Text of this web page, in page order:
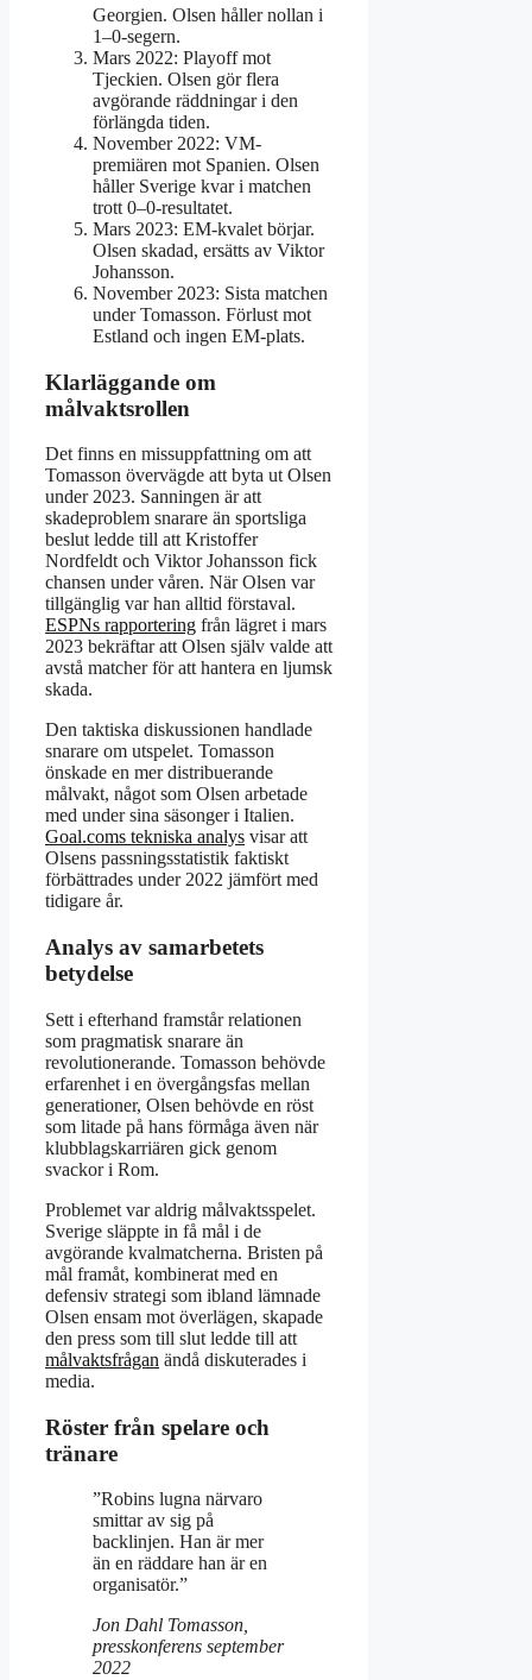
Georgien. Olsen håller nollan i
1–0-segern.
Mars 2022: Playoff mot
Tjeckien. Olsen gör flera
avgörande räddningar i den
förlängda tiden.
November 2022: VM-
premiären mot Spanien. Olsen
håller Sverige kvar i matchen
trott 0–0-resultatet.
Mars 2023: EM-kvalet börjar.
Olsen skadad, ersätts av Viktor
Johansson.
November 2023: Sista matchen
under Tomasson. Förlust mot
Estland och ingen EM-plats.
Klarläggande om
målvaktsrollen
Det finns en missuppfattning om att
Tomasson övervägde att byta ut Olsen
under 2023. Sanningen är att
skadeproblem snarare än sportsliga
beslut ledde till att Kristoffer
Nordfeldt och Viktor Johansson fick
chansen under våren. När Olsen var
tillgänglig var han alltid förstaval.
ESPNs rapportering från lägret i mars
2023 bekräftar att Olsen själv valde att
avstå matcher för att hantera en ljumsk
skada.
Den taktiska diskussionen handlade
snarare om utspelet. Tomasson
önskade en mer distribuerande
målvakt, något som Olsen arbetade
med under sina säsonger i Italien.
Goal.coms tekniska analys visar att
Olsens passningsstatistik faktiskt
förbättrades under 2022 jämfört med
tidigare år.
Analys av samarbetets
betydelse
Sett i efterhand framstår relationen
som pragmatisk snarare än
revolutionerande. Tomasson behövde
erfarenhet i en övergångsfas mellan
generationer, Olsen behövde en röst
som litade på hans förmåga även när
klubblagskarriären gick genom
svackor i Rom.
Problemet var aldrig målvaktsspelet.
Sverige släppte in få mål i de
avgörande kvalmatcherna. Bristen på
mål framåt, kombinerat med en
defensiv strategi som ibland lämnade
Olsen ensam mot överlägen, skapade
den press som till slut ledde till att
målvaktsfrågan ändå diskuterades i
media.
Röster från spelare och
tränare
”Robins lugna närvaro
smittar av sig på
backlinjen. Han är mer
än en räddare han är en
organisatör.”
Jon Dahl Tomasson,
presskonferens september
2022